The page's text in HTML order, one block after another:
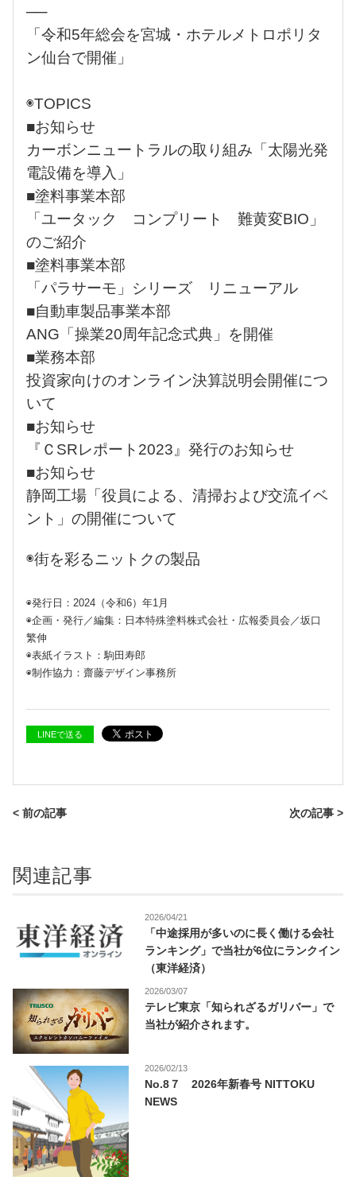
──
「令和5年総会を宮城・ホテルメトロポリタ
ン仙台で開催」
◉TOPICS
■お知らせ
カーボンニュートラルの取り組み「太陽光発
電設備を導入」
■塗料事業本部
「ユータック コンプリート 難黄変BIO」
のご紹介
■塗料事業本部
「パラサーモ」シリーズ リニューアル
■自動車製品事業本部
ANG「操業20周年記念式典」を開催
■業務本部
投資家向けのオンライン決算説明会開催につ
いて
■お知らせ
『ＣSRレポート2023』発行のお知らせ
■お知らせ
静岡工場「役員による、清掃および交流イベ
ント」の開催について
◉街を彩るニットクの製品
◉発行日：2024（令和6）年1月
◉企画・発行／編集：日本特殊塗料株式会社・広報委員会／坂口
繁伸
◉表紙イラスト：駒田寿郎
◉制作協力：齋藤デザイン事務所
LINEで送る
< 前の記事 次の記事 >
関連記事
2026/04/21
「中途採用が多いのに長く働ける会社
ランキング」で当社が6位にランクイン
（東洋経済）
2026/03/07
テレビ東京「知られざるガリバー」で
当社が紹介されます。
2026/02/13
No.8７ 2026年新春号 NITTOKU
NEWS